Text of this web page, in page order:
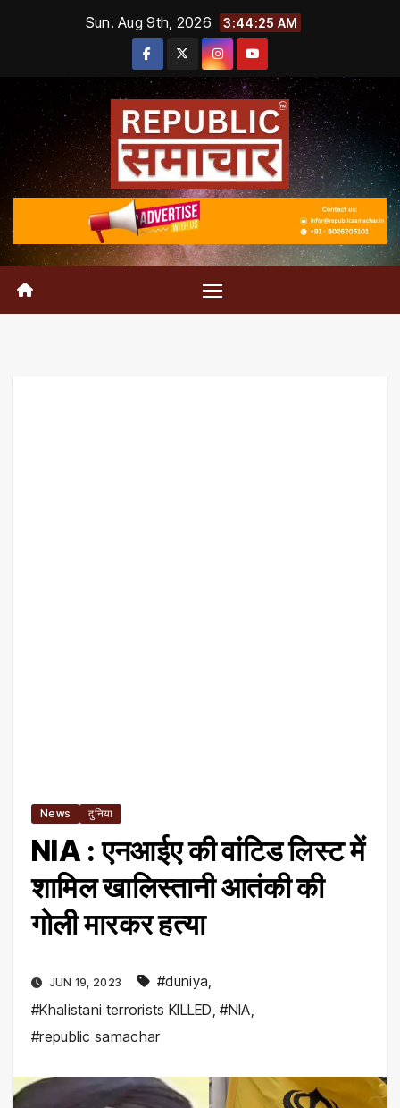
Sun. Aug 9th, 2026 3:44:26 AM
News दुनिया
NIA : एनआईए की वांटिड लिस्ट में
शामिल खालिस्तानी आतंकी की
गोली मारकर हत्या
JUN 19, 2023 #duniya
#Khalistani terrorists KILLED ,#NIA
#republic samachar